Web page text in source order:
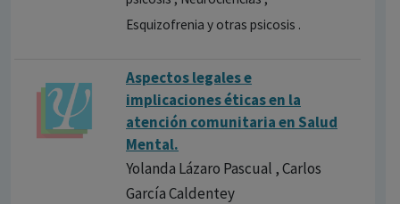
Esquizofrenia y otras psicosis .
Aspectos legales e
implicaciones éticas en la
atención comunitaria en Salud
Mental.
Yolanda Lázaro Pascual , Carlos
García Caldentey